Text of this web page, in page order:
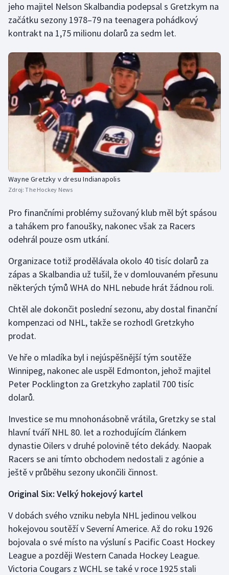
Plavání
Plážový volejbal
Ragby
Rychlobruslení
Rychlostní kanoistika
Short track
Sportovní střelba
Stolní tenis
Veslování
Volejbal
jeho majitel Nelson Skalbandia podepsal s Gretzkym na
začátku sezony 1978–79 na teenagera pohádkový
kontrakt na 1,75 milionu dolarů za sedm let.
Wayne Gretzky v dresu Indianapolis
Zdroj:The Hockey News
Pro finančními problémy sužovaný klub měl být spásou
a tahákem pro fanoušky, nakonec však za Racers
odehrál pouze osm utkání.
Organizace totiž prodělávala okolo 40 tisíc dolarů za
zápas a Skalbandia už tušil, že v domlouvaném přesunu
některých týmů WHA do NHL nebude hrát žádnou roli.
Chtěl ale dokončit poslední sezonu, aby dostal finanční
kompenzaci od NHL, takže se rozhodl Gretzkyho
prodat.
Ve hře o mladíka byl i nejúspěšnější tým soutěže
Winnipeg, nakonec ale uspěl Edmonton, jehož majitel
Peter Pocklington za Gretzkyho zaplatil 700 tisíc
dolarů.
Investice se mu mnohonásobně vrátila, Gretzky se stal
hlavní tváří NHL 80. let a rozhodujícím článkem
dynastie Oilers v druhé polovině této dekády. Naopak
Racers se ani tímto obchodem nedostali z agónie a
ještě v průběhu sezony ukončili činnost.
Original Six: Velký hokejový kartel
V dobách svého vzniku nebyla NHL jedinou velkou
hokejovou soutěží v Severní Americe. Až do roku 1926
bojovala o své místo na výsluní s Pacific Coast Hockey
League a později Western Canada Hockey League.
Victoria Cougars z WCHL se také v roce 1925 stali